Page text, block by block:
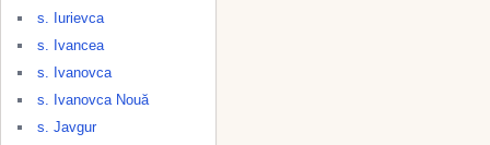
s. Iurievca
s. Ivancea
s. Ivanovca
s. Ivanovca Nouă
s. Javgur